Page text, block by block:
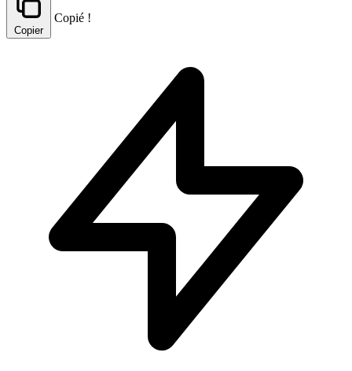
Copier
Copié !